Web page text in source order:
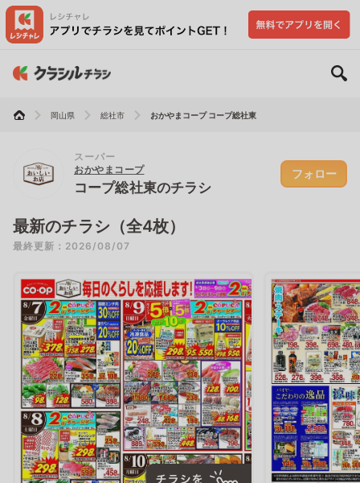
岡山県 総社市 おかやまコープ コープ総社東
スーパー
おかやまコープ
コープ総社東のチラシ
フォロー
最新のチラシ（全4枚）
最終更新：2026/08/07